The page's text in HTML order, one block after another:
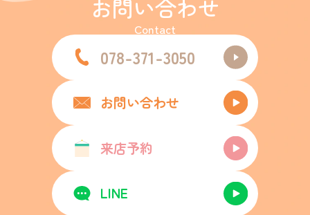
お問い合わせ
Contact
078-371-3050
お問い合わせ
来店予約
LINE